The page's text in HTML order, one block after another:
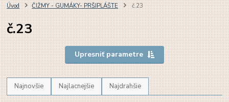
Úvod ČIŽMY - GUMÁKY- PRŠIPLÁŠTE č.23
č.23
Upresniť parametre
Najnovšie Najlacnejšie Najdrahšie